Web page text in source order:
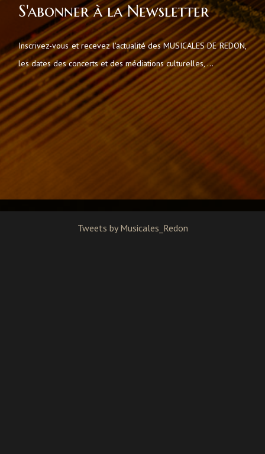
S'abonner à la Newsletter
Inscrivez-vous et recevez l'actualité des MUSICALES DE REDON,
les dates des concerts et des médiations culturelles, ...
Tweets by Musicales_Redon